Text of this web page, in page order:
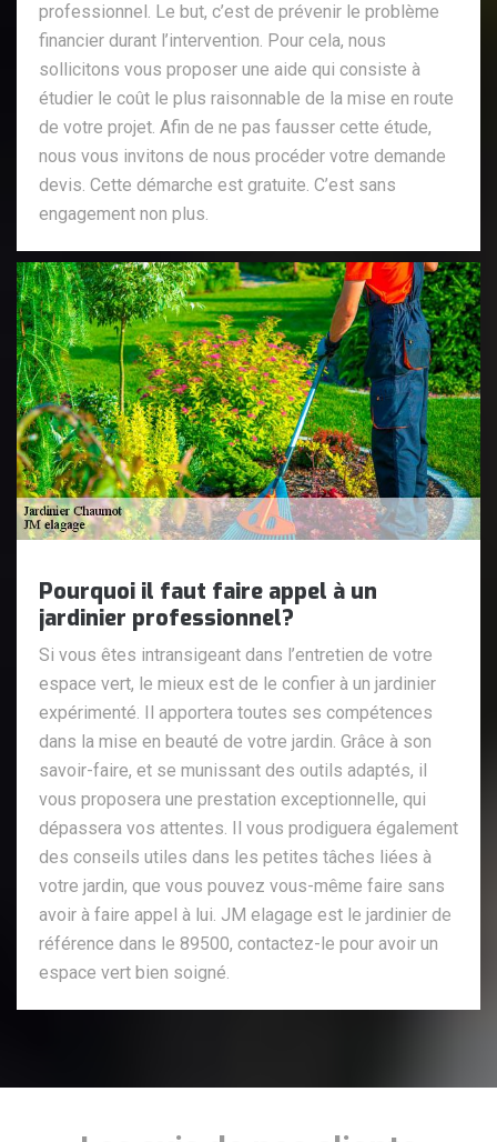
professionnel. Le but, c’est de prévenir le problème
financier durant l’intervention. Pour cela, nous
sollicitons vous proposer une aide qui consiste à
étudier le coût le plus raisonnable de la mise en route
de votre projet. Afin de ne pas fausser cette étude,
nous vous invitons de nous procéder votre demande
devis. Cette démarche est gratuite. C’est sans
engagement non plus.
Pourquoi il faut faire appel à un
jardinier professionnel?
Si vous êtes intransigeant dans l’entretien de votre
espace vert, le mieux est de le confier à un jardinier
expérimenté. Il apportera toutes ses compétences
dans la mise en beauté de votre jardin. Grâce à son
savoir-faire, et se munissant des outils adaptés, il
vous proposera une prestation exceptionnelle, qui
dépassera vos attentes. Il vous prodiguera également
des conseils utiles dans les petites tâches liées à
votre jardin, que vous pouvez vous-même faire sans
avoir à faire appel à lui. JM elagage est le jardinier de
référence dans le 89500, contactez-le pour avoir un
espace vert bien soigné.